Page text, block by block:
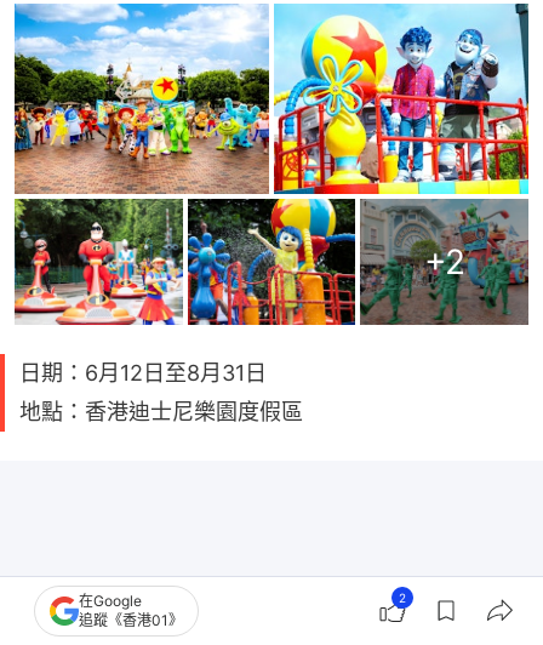
+2
日期：6月12日至8月31日
地點：香港迪士尼樂園度假區
在Google
追蹤《香港01》
2